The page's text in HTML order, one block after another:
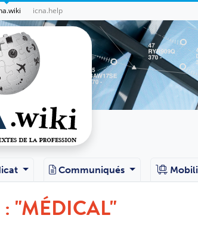
icna.help
Communiqués
: "MÉDICAL"